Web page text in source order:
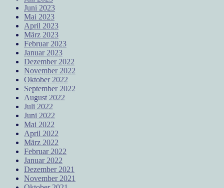
Juni 2023
Mai 2023
April 2023
März 2023
Februar 2023
Januar 2023
Dezember 2022
November 2022
Oktober 2022
September 2022
August 2022
Juli 2022
Juni 2022
Mai 2022
April 2022
März 2022
Februar 2022
Januar 2022
Dezember 2021
November 2021